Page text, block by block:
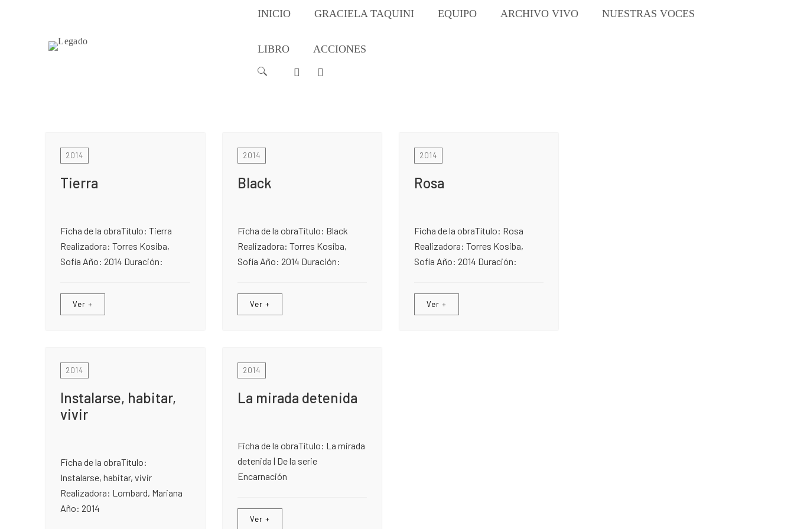
INICIO GRACIELA TAQUINI EQUIPO ARCHIVO VIVO NUESTRAS VOCES
LIBRO ACCIONES
2014
Tierra
Ficha de la obraTítulo: Tierra
Realizadora: Torres Kosiba,
Sofía Año: 2014 Duración:
Ver +
2014
Black
Ficha de la obraTítulo: Black
Realizadora: Torres Kosiba,
Sofía Año: 2014 Duración:
Ver +
2014
Rosa
Ficha de la obraTítulo: Rosa
Realizadora: Torres Kosiba,
Sofía Año: 2014 Duración:
Ver +
2014
Instalarse, habitar,
vivir
Ficha de la obraTítulo:
Instalarse, habitar, vivir
Realizadora: Lombard, Mariana
Año: 2014
2014
La mirada detenida
Ficha de la obraTítulo: La mirada
detenida | De la serie
Encarnación
Ver +